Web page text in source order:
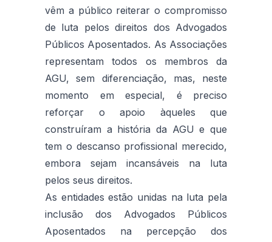
vêm a público reiterar o compromisso
de luta pelos direitos dos Advogados
Públicos Aposentados. As Associações
representam todos os membros da
AGU, sem diferenciação, mas, neste
momento em especial, é preciso
reforçar o apoio àqueles que
construíram a história da AGU e que
tem o descanso profissional merecido,
embora sejam incansáveis na luta
pelos seus direitos.
As entidades estão unidas na luta pela
inclusão dos Advogados Públicos
Aposentados na percepção dos